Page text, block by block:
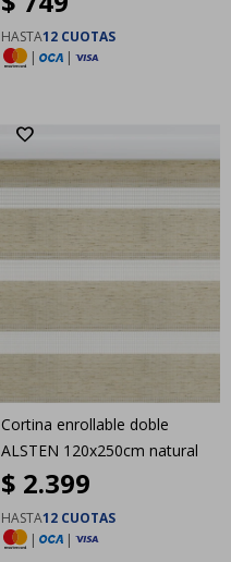
HASTA12 CUOTAS
|
|
Cortina enrollable doble
ALSTEN 120x250cm natural
$ 2.399
HASTA12 CUOTAS
|
|